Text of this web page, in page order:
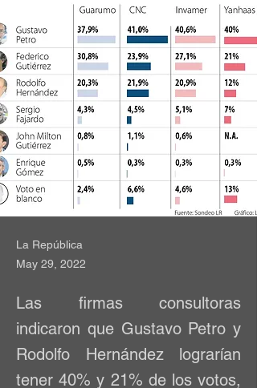
La República
May 29, 2022
Las firmas consultoras
indicaron que Gustavo Petro y
Rodolfo Hernández lograrían
tener 40% y 21% de los votos,